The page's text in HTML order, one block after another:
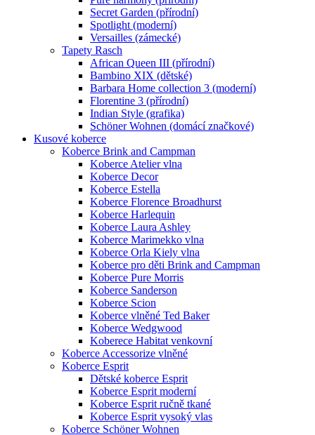
Secret Garden (přírodní)
Spotlight (moderní)
Versailles (zámecké)
Tapety Rasch
African Queen III (přírodní)
Bambino XIX (dětské)
Barbara Home collection 3 (moderní)
Florentine 3 (přírodní)
Indian Style (grafika)
Schöner Wohnen (domácí značkové)
Kusové koberce
Koberce Brink and Campman
Koberce Atelier vlna
Koberce Decor
Koberce Estella
Koberce Florence Broadhurst
Koberce Harlequin
Koberce Laura Ashley
Koberce Marimekko vlna
Koberce Orla Kiely vlna
Koberce pro děti Brink and Campman
Koberce Pure Morris
Koberce Sanderson
Koberce Scion
Koberce vlněné Ted Baker
Koberce Wedgwood
Koberece Habitat venkovní
Koberce Accessorize vlněné
Koberce Esprit
Dětské koberce Esprit
Koberce Esprit moderní
Koberce Esprit ručně tkané
Koberce Esprit vysoký vlas
Koberce Schöner Wohnen